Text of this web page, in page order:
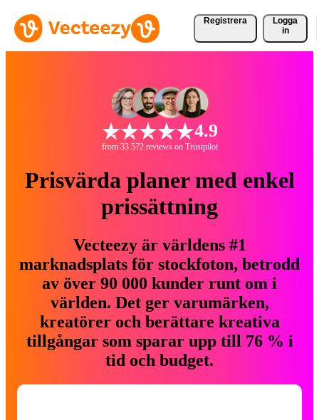
Registrera
Logga
in
4.9
from 33 572 reviews on Trustpilot
Prisvärda planer med enkel
prissättning
Vecteezy är världens #1
marknadsplats för stockfoton, betrodd
av över 90 000 kunder runt om i
världen. Det ger varumärken,
kreatörer och berättare kreativa
tillgångar som sparar upp till 76 % i
tid och budget.